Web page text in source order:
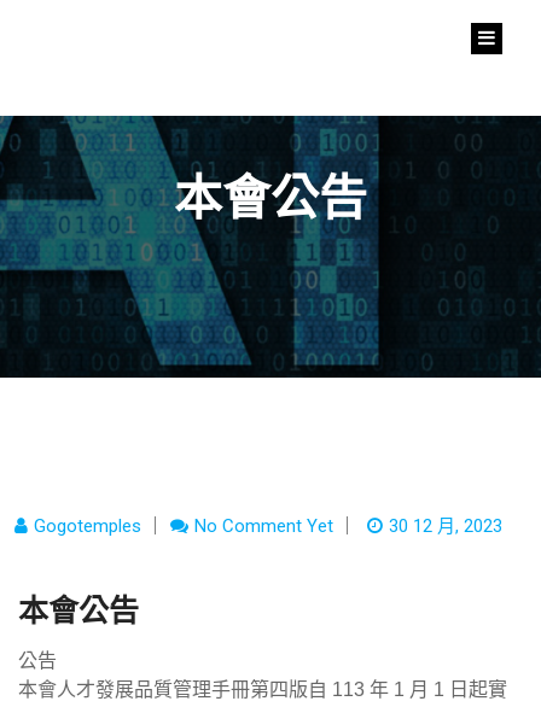
本會公告
Gogotemples No Comment Yet 30 12 月, 2023
本會公告
公告
本會人才發展品質管理手冊第四版自 113 年 1 月 1 日起實